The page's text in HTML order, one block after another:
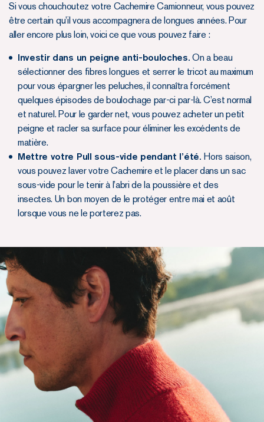
Si vous chouchoutez votre Cachemire Camionneur, vous pouvez
être certain qu’il vous accompagnera de longues années. Pour
aller encore plus loin, voici ce que vous pouvez faire :
Investir dans un peigne anti-bouloches. On a beau
sélectionner des fibres longues et serrer le tricot au maximum
pour vous épargner les peluches, il connaîtra forcément
quelques épisodes de boulochage par-ci par-là. C’est normal
et naturel. Pour le garder net, vous pouvez acheter un petit
peigne et racler sa surface pour éliminer les excédents de
matière.
Mettre votre Pull sous-vide pendant l’été. Hors saison,
vous pouvez laver votre Cachemire et le placer dans un sac
sous-vide pour le tenir à l’abri de la poussière et des
insectes. Un bon moyen de le protéger entre mai et août
lorsque vous ne le porterez pas.